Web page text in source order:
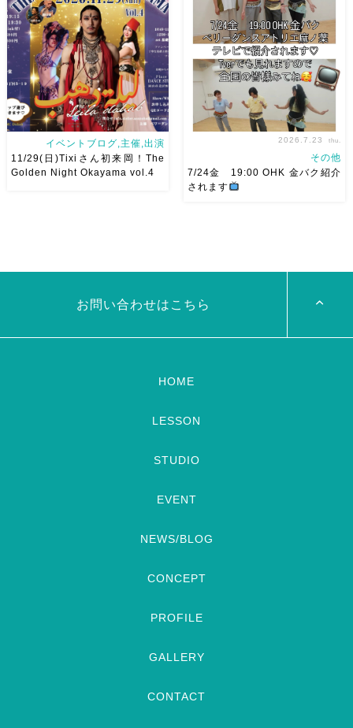
ださい
お待ちしています
Ashraqat Show Schedule
岡山・8/22(土) […]
18:40頃から出演です屋台も出
てとても楽しいお祭りになりそ
う
私たちも踊った後は祭り
を楽しみます
遊びにいら
[…]
申し込みスタートです
【
イベントブログ,主催,出演
11/29(日)Tixiさん初来岡！The
Golden Night Okayama vol.4
見れますので全国の皆様みてね
2026.7.23 thu.
その他
7/24金 19:00 OHK 金バク紹介
されます
お問い合わせはこちら
HOME
LESSON
STUDIO
EVENT
NEWS/BLOG
CONCEPT
PROFILE
GALLERY
CONTACT